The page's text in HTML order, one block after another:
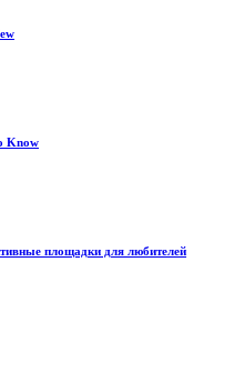
Know
площадки для любителей